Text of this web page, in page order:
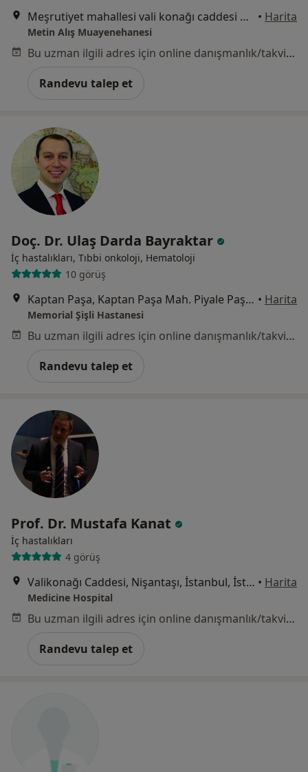
Meşrutiyet mahallesi vali konağı caddesi no 137 daire 11, İstanbul • Harita
Metin Alış Muayenehanesi
Bu uzman ilgili adres için online danışmanlık/takvim sunmuyor.
Randevu talep et
Doç. Dr. Ulaş Darda Bayraktar
İç hastalıkları, Tıbbi onkoloji, Hematoloji
10 görüş
Kaptan Paşa, Kaptan Paşa Mah. Piyale Paşa Bulv, Okmeydanı Cd. No: 4, 34384 Şişli/İstanbul, Şişli • Harita
Memorial Şişli Hastanesi
Bu uzman ilgili adres için online danışmanlık/takvim sunmuyor.
Randevu talep et
Prof. Dr. Mustafa Kanat
İç hastalıkları
4 görüş
Valikonağı Caddesi, Nişantaşı, İstanbul, İstanbul • Harita
Medicine Hospital
Bu uzman ilgili adres için online danışmanlık/takvim sunmuyor.
Randevu talep et